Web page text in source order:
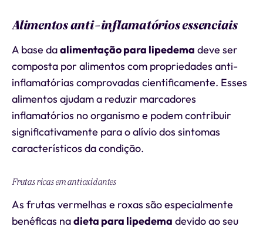
Alimentos anti-inflamatórios essenciais
A base daalimentação para lipedema deve ser
composta por alimentos com propriedades anti-
inflamatórias comprovadas cientificamente. Esses
alimentos ajudam a reduzir marcadores
inflamatórios no organismo e podem contribuir
significativamente para o alívio dos sintomas
característicos da condição.
Frutas ricas em antioxidantes
As frutas vermelhas e roxas são especialmente
benéficas nadieta para lipedema devido ao seu